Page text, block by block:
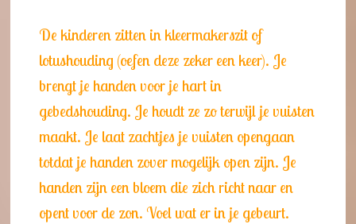
De kinderen zitten in kleermakerszit of
lotushouding (oefen deze zeker een keer). Je
brengt je handen voor je hart in
gebedshouding. Je houdt ze zo terwijl je vuisten
maakt. Je laat zachtjes je vuisten opengaan
totdat je handen zover mogelijk open zijn. Je
handen zijn een bloem die zich richt naar en
opent voor de zon. Voel wat er in je gebeurt.